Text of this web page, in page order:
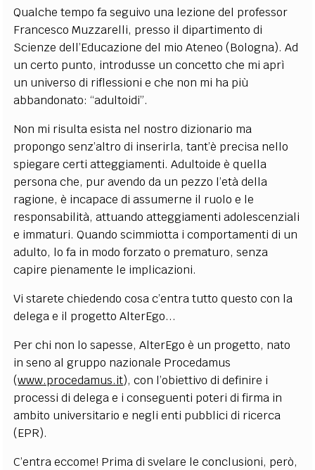
Qualche tempo fa seguivo una lezione del professor
Francesco Muzzarelli, presso il dipartimento di
Scienze dell’Educazione del mio Ateneo (Bologna). Ad
un certo punto, introdusse un concetto che mi aprì
un universo di riflessioni e che non mi ha più
abbandonato: “adultoidi”.
Non mi risulta esista nel nostro dizionario ma
propongo senz’altro di inserirla, tant’è precisa nello
spiegare certi atteggiamenti. Adultoide è quella
persona che, pur avendo da un pezzo l’età della
ragione, è incapace di assumerne il ruolo e le
responsabilità, attuando atteggiamenti adolescenziali
e immaturi. Quando scimmiotta i comportamenti di un
adulto, lo fa in modo forzato o prematuro, senza
capire pienamente le implicazioni.
Vi starete chiedendo cosa c’entra tutto questo con la
delega e il progetto AlterEgo...
Per chi non lo sapesse, AlterEgo è un progetto, nato
in seno al gruppo nazionale Procedamus
(www.procedamus.it), con l’obiettivo di definire i
processi di delega e i conseguenti poteri di firma in
ambito universitario e negli enti pubblici di ricerca
(EPR).
C’entra eccome! Prima di svelare le conclusioni, però,